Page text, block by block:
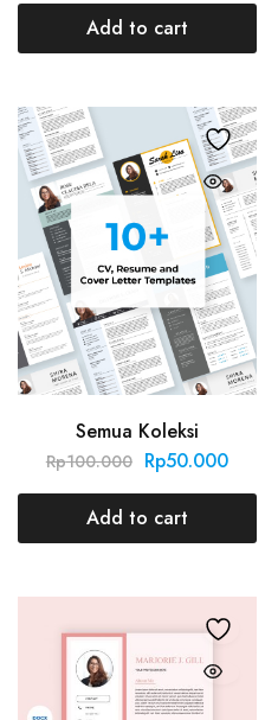
Add to cart
Semua Koleksi
Rp100.000 Rp50.000
Add to cart